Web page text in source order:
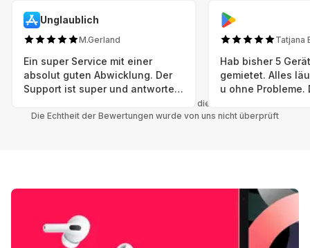
Unglaublich
M.Gerland
Ein super Service mit einer
absolut guten Abwicklung. Der
Support ist super und antworte
Tatjana
Hab bisher 5
gemietet. Alles
u ohne Probleme.
einwandfreien
Nachhaltig u wer
mal wieder ein
hat (Xbox,
Smartphone etc),
Alle Bewertungen beziehen sich auf die Grover App.
Die Echtheit der Bewertungen wurde von uns nicht überprüft